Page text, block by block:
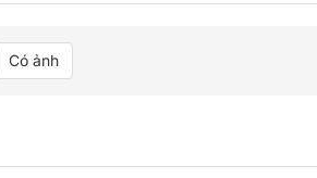
Có ảnh